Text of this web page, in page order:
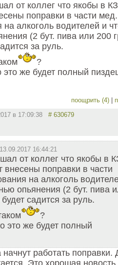
от коллег что якобы в
поправки в части мед.
на алкоголь водителей и
(2 бут. пива или 200
за руль.
?
это же будет полный
поощрить (4)
в 17:09:38 # 630679
13.09.2017 16:44:21
от коллег что якобы в
внесены поправки в части
на алкоголь
опьянения (2 бут. пива
садится за руль.
?
это же будет полный
работать поправки.